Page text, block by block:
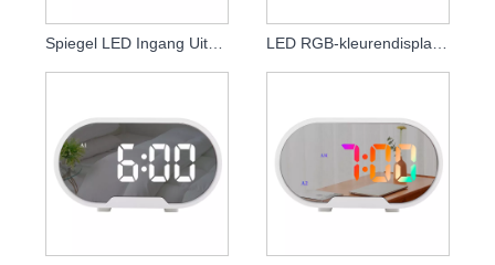
Spiegel LED Ingang Uitgangspoort LED Tafelwekker